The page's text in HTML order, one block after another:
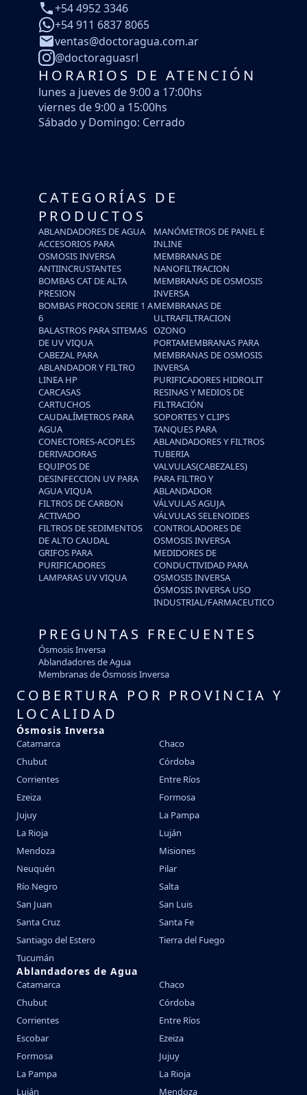
+54 4952 3346
+54 911 6837 8065
ventas@doctoragua.com.ar
@doctoraguasrl
HORARIOS DE ATENCIÓN
lunes a jueves de 9:00 a 17:00hs
viernes de 9:00 a 15:00hs
Sábado y Domingo: Cerrado
CATEGORÍAS DE
PRODUCTOS
ABLANDADORES DE AGUA
ACCESORIOS PARA
OSMOSIS INVERSA
ANTIINCRUSTANTES
BOMBAS CAT DE ALTA
PRESION
BOMBAS PROCON SERIE 1 A
6
BALASTROS PARA SITEMAS
DE UV VIQUA
CABEZAL PARA
ABLANDADOR Y FILTRO
LINEA HP
CARCASAS
CARTUCHOS
CAUDALÍMETROS PARA
AGUA
CONECTORES-ACOPLES
DERIVADORAS
EQUIPOS DE
DESINFECCION UV PARA
AGUA VIQUA
FILTROS DE CARBON
ACTIVADO
FILTROS DE SEDIMENTOS
DE ALTO CAUDAL
GRIFOS PARA
PURIFICADORES
LAMPARAS UV VIQUA
MANÓMETROS DE PANEL E
INLINE
MEMBRANAS DE
NANOFILTRACION
MEMBRANAS DE OSMOSIS
INVERSA
MEMBRANAS DE
ULTRAFILTRACION
OZONO
PORTAMEMBRANAS PARA
MEMBRANAS DE OSMOSIS
INVERSA
PURIFICADORES HIDROLIT
RESINAS Y MEDIOS DE
FILTRACIÓN
SOPORTES Y CLIPS
TANQUES PARA
ABLANDADORES Y FILTROS
TUBERIA
VALVULAS(CABEZALES)
PARA FILTRO Y
ABLANDADOR
VÁLVULAS AGUJA
VÁLVULAS SELENOIDES
CONTROLADORES DE
OSMOSIS INVERSA
MEDIDORES DE
CONDUCTIVIDAD PARA
OSMOSIS INVERSA
ÓSMOSIS INVERSA USO
INDUSTRIAL/FARMACEUTICO
PREGUNTAS FRECUENTES
Ósmosis Inversa
Ablandadores de Agua
Membranas de Ósmosis Inversa
COBERTURA POR PROVINCIA Y
LOCALIDAD
Ósmosis Inversa
Catamarca
Chaco
Chubut
Córdoba
Corrientes
Entre Ríos
Ezeiza
Formosa
Jujuy
La Pampa
La Rioja
Luján
Mendoza
Misiones
Neuquén
Pilar
Río Negro
Salta
San Juan
San Luis
Santa Cruz
Santa Fe
Santiago del Estero
Tierra del Fuego
Tucumán
Ablandadores de Agua
Catamarca
Chaco
Chubut
Córdoba
Corrientes
Entre Ríos
Escobar
Ezeiza
Formosa
Jujuy
La Pampa
La Rioja
Luján
Mendoza